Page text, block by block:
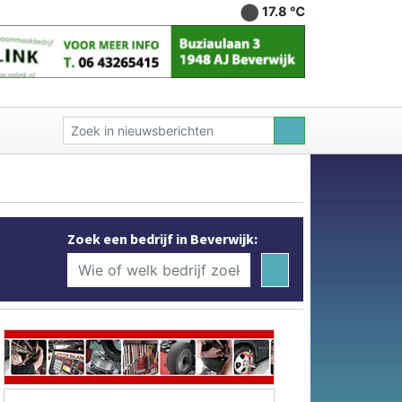
17.8 ℃
Zoek een bedrijf in Beverwijk: